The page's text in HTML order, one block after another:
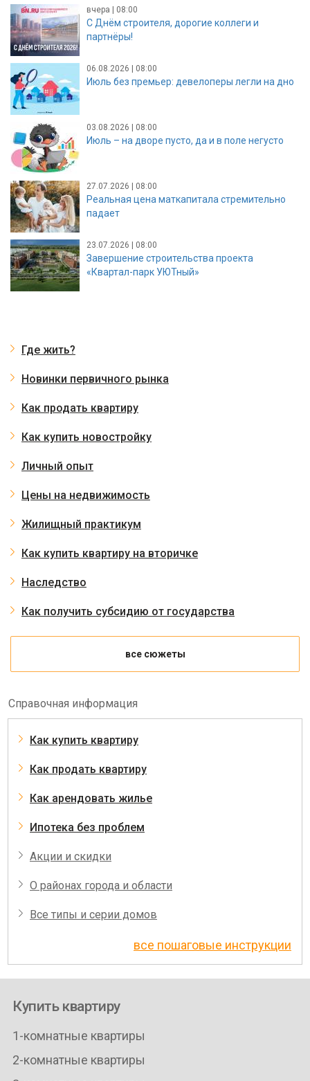
вчера | 08:00
С Днём строителя, дорогие коллеги и
партнёры!
06.08.2026 | 08:00
Июль без премьер: девелоперы легли на дно
03.08.2026 | 08:00
Июль – на дворе пусто, да и в поле негусто
27.07.2026 | 08:00
Реальная цена маткапитала стремительно
падает
23.07.2026 | 08:00
Завершение строительства проекта
«Квартал-парк УЮТный»
Где жить?
Новинки первичного рынка
Как продать квартиру
Как купить новостройку
Личный опыт
Цены на недвижимость
Жилищный практикум
Как купить квартиру на вторичке
Наследство
Как получить субсидию от государства
все сюжеты
Справочная информация
Как купить квартиру
Как продать квартиру
Как арендовать жилье
Ипотека без проблем
Акции и скидки
О районах города и области
Все типы и серии домов
все пошаговые инструкции
Купить квартиру
1-комнатные квартиры
2-комнатные квартиры